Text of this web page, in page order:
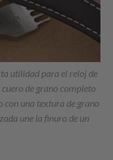
utilidad para el reloj de
de grano completo
con una textura de grano
une la finura de un